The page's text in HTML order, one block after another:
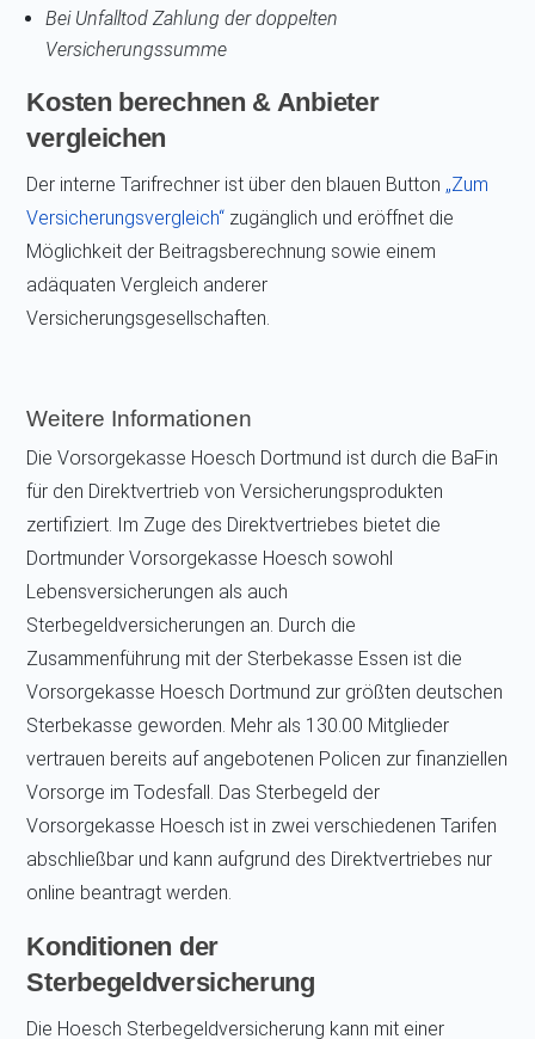
Bei Unfalltod Zahlung der doppelten
Versicherungssumme
Kosten berechnen & Anbieter
vergleichen
Der interne Tarifrechner ist über den blauen Button „Zum
Versicherungsvergleich“ zugänglich und eröffnet die
Möglichkeit der Beitragsberechnung sowie einem
adäquaten Vergleich anderer
Versicherungsgesellschaften.
Weitere Informationen
Die Vorsorgekasse Hoesch Dortmund ist durch die BaFin
für den Direktvertrieb von Versicherungsprodukten
zertifiziert. Im Zuge des Direktvertriebes bietet die
Dortmunder Vorsorgekasse Hoesch sowohl
Lebensversicherungen als auch
Sterbegeldversicherungen an. Durch die
Zusammenführung mit der Sterbekasse Essen ist die
Vorsorgekasse Hoesch Dortmund zur größten deutschen
Sterbekasse geworden. Mehr als 130.00 Mitglieder
vertrauen bereits auf angebotenen Policen zur finanziellen
Vorsorge im Todesfall. Das Sterbegeld der
Vorsorgekasse Hoesch ist in zwei verschiedenen Tarifen
abschließbar und kann aufgrund des Direktvertriebes nur
online beantragt werden.
Konditionen der
Sterbegeldversicherung
Die Hoesch Sterbegeldversicherung kann mit einer